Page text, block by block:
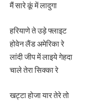
मैं सारे कूं में लादुगा
हरियाणे ते उड़े फ्लाइट
होवेन लैंड अमेरिका रे
लांदी जीप में लाइये गेहदा
चाले तेरा सिक्का रे
खट्टा होजा यार तेरे तो